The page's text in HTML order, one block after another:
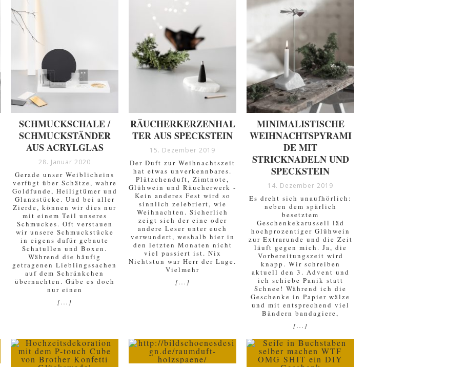
SCHMUCKSCHALE /
SCHMUCKSTÄNDER
AUS ACRYLGLAS
28. Januar 2020
Gerade unser Weiblicheins
verfügt über Schätze, wahre
Goldfunde, Heiligtümer und
Glanzstücke. Und bei aller
Zierde, können wir dies nur
mit einem Teil unseres
Schmuckes. Oft verstauen
wir unsere Schmuckstücke
in eigens dafür gebaute
Schatullen und Boxen.
Während die häufig
getragenen Lieblingssachen
auf dem Schränkchen
übernachten. Gäbe es doch
nur einen
[...]
RÄUCHERKERZENHAL
TER AUS SPECKSTEIN
15. Dezember 2019
Der Duft zur Weihnachtszeit
hat etwas unverkennbares.
Plätzchenduft, Zimtnote,
Glühwein und Räucherwerk -
Kein anderes Fest wird so
sinnlich zelebriert, wie
Weihnachten. Sicherlich
zeigt sich der eine oder
andere Leser unter euch
verwundert, weshalb hier in
den letzten Monaten nicht
viel passiert ist. Nix
Nichtstun war Herr der Lage.
Vielmehr
[...]
MINIMALISTISCHE
WEIHNACHTSPYRAMI
DE MIT
STRICKNADELN UND
SPECKSTEIN
14. Dezember 2019
Es dreht sich unaufhörlich:
neben dem spärlich
besetztem
Geschenkekarussell läd
hochprozentiger Glühwein
zur Extrarunde und die Zeit
läuft gegen mich. Ja, die
Vorbereitungszeit wird
knapp. Wir schreiben
aktuell den 3. Advent und
ich schiebe Panik statt
Schnee! Während ich die
Geschenke in Papier wälze
und mit entsprechend viel
Bändern bandagiere,
[...]